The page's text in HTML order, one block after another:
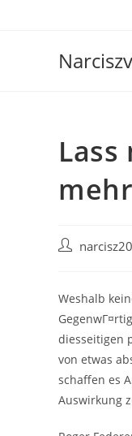
Post narcisz20
Weshalb
diesseitigen
von etwas
schaffen es
Auswirkung